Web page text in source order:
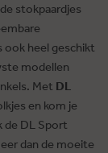
stokpaardjes
ook heel geschikt
modellen
Met DL
en kom je
de DL Sport
dan de moeite